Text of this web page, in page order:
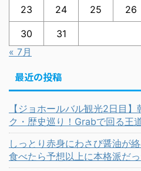
23 24 25 26
30
31
« 7月
最近の投稿
【ジョホールバル観光2日目
ク・歴史巡り！Grabで回る王
しっとり赤身にわさび醤油が
食べたら予想以上に本格派だ